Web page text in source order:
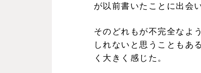
が以前書いたことに出会
そのどれもが不完全なよ
しれないと思うこともあ
く大きく感じた。